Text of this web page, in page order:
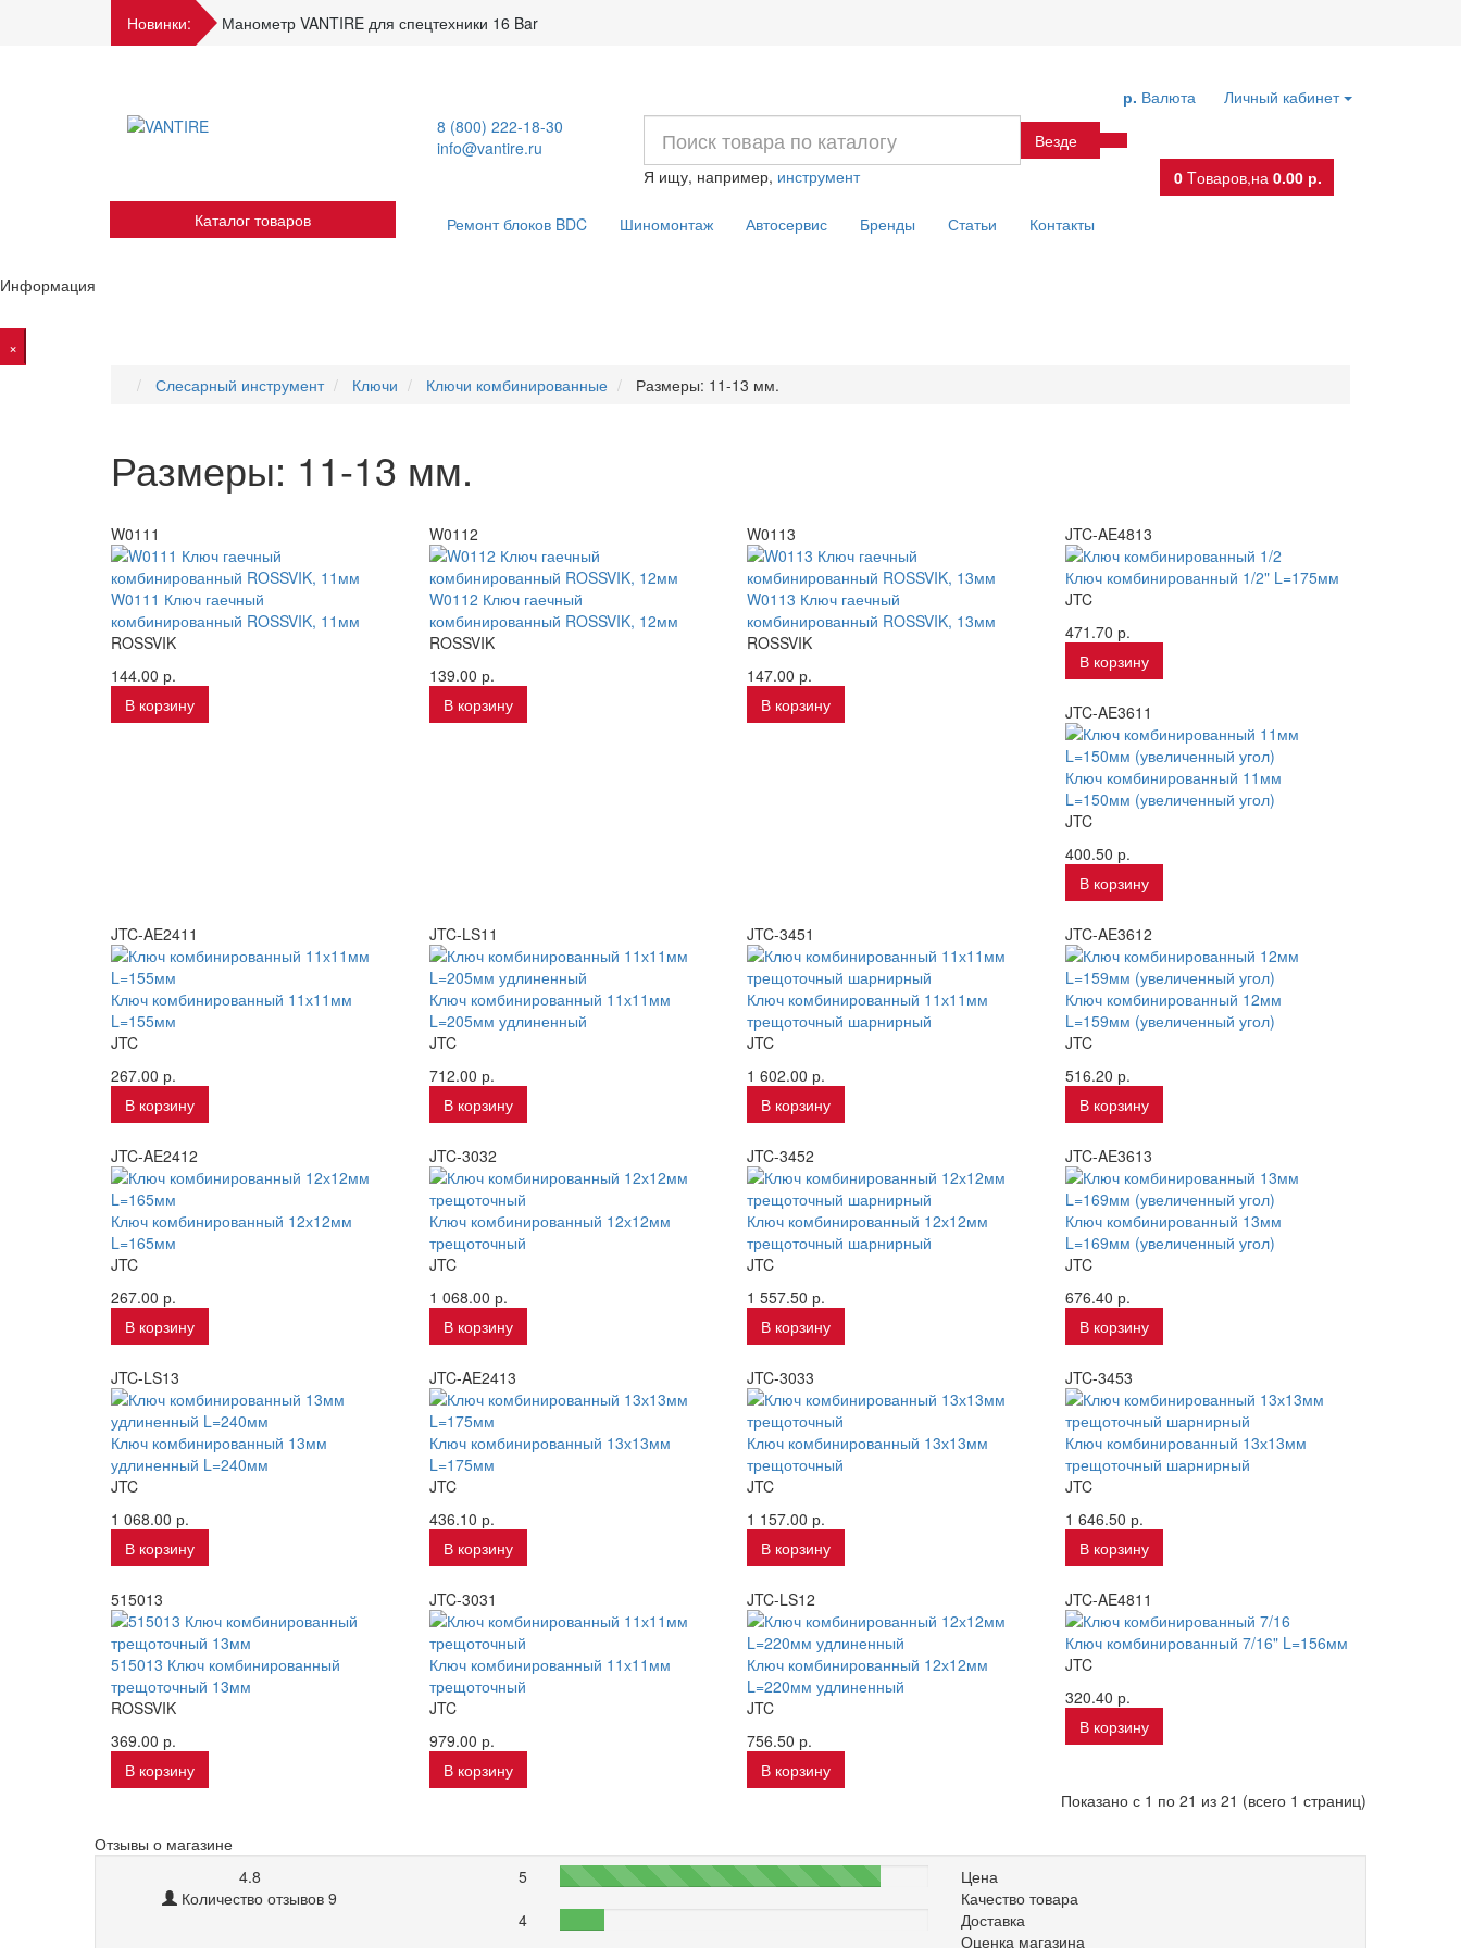
Новинки: Манометр VANTIRE для спецтехники 16 Bar
Личный кабинет
р. Валюта
8 (800) 222-18-30
info@vantire.ru
Везде
Я ищу, например, инструмент 0 Tоваров,на 0.00 р.
Каталог товаров
Ремонт блоков BDC Шиномонтаж Автосервис Бренды Статьи Контакты
Информация
×
Слесарный инструмент
Ключи Ключи комбинированные Размеры: 11-13 мм.
Размеры: 11-13 мм.
W0111
W0111 Ключ гаечный
комбинированный ROSSVIK, 11мм
ROSSVIK
144.00 р.
В корзину
W0112
W0112 Ключ гаечный
комбинированный ROSSVIK, 12мм
ROSSVIK
139.00 р.
В корзину
W0113
W0113 Ключ гаечный
комбинированный ROSSVIK, 13мм
ROSSVIK
147.00 р.
В корзину
JTC-AE4813
Ключ комбинированный 1/2" L=175мм
JTC
471.70 р.
В корзину
JTC-AE3611
Ключ комбинированный 11мм
L=150мм (увеличенный угол)
JTC
400.50 р.
В корзину
JTC-AE2411
Ключ комбинированный 11х11мм
L=155мм
JTC
267.00 р.
В корзину
JTC-LS11
Ключ комбинированный 11х11мм
L=205мм удлиненный
JTC
712.00 р.
В корзину
JTC-3451
Ключ комбинированный 11х11мм
трещоточный шарнирный
JTC
1 602.00 р.
В корзину
JTC-AE3612
Ключ комбинированный 12мм
L=159мм (увеличенный угол)
JTC
516.20 р.
В корзину
JTC-AE2412
Ключ комбинированный 12х12мм
L=165мм
JTC
267.00 р.
В корзину
JTC-3032
Ключ комбинированный 12х12мм
трещоточный
JTC
1 068.00 р.
В корзину
JTC-3452
Ключ комбинированный 12х12мм
трещоточный шарнирный
JTC
1 557.50 р.
В корзину
JTC-AE3613
Ключ комбинированный 13мм
L=169мм (увеличенный угол)
JTC
676.40 р.
В корзину
JTC-LS13
Ключ комбинированный 13мм
удлиненный L=240мм
JTC
1 068.00 р.
В корзину
JTC-AE2413
Ключ комбинированный 13х13мм
L=175мм
JTC
436.10 р.
В корзину
JTC-3033
Ключ комбинированный 13х13мм
трещоточный
JTC
1 157.00 р.
В корзину
JTC-3453
Ключ комбинированный 13х13мм
трещоточный шарнирный
JTC
1 646.50 р.
В корзину
515013
515013 Ключ комбинированный
трещоточный 13мм
ROSSVIK
369.00 р.
В корзину
JTC-3031
Ключ комбинированный 11х11мм
трещоточный
JTC
979.00 р.
В корзину
JTC-LS12
Ключ комбинированный 12х12мм
L=220мм удлиненный
JTC
756.50 р.
В корзину
JTC-AE4811
Ключ комбинированный 7/16" L=156мм
JTC
320.40 р.
В корзину
Показано с 1 по 21 из 21 (всего 1 страниц)
Отзывы о магазине
4.8
Количество отзывов 9
5 87%
4
Цена
Качество товара
Доставка
Оценка магазина